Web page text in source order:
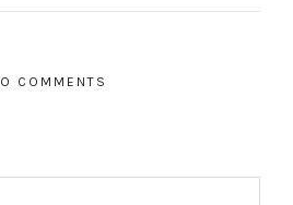
COMMENTS